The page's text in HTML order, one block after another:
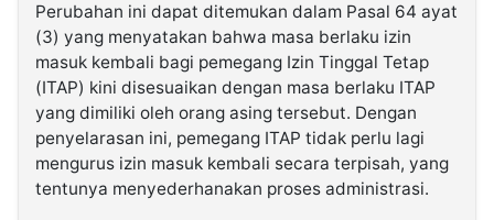
Perubahan ini dapat ditemukan dalam Pasal 64 ayat
(3) yang menyatakan bahwa masa berlaku izin
masuk kembali bagi pemegang Izin Tinggal Tetap
(ITAP) kini disesuaikan dengan masa berlaku ITAP
yang dimiliki oleh orang asing tersebut. Dengan
penyelarasan ini, pemegang ITAP tidak perlu lagi
mengurus izin masuk kembali secara terpisah, yang
tentunya menyederhanakan proses administrasi.